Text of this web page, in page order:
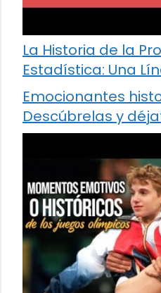
La Historia de la
Estadística: Una
Emocionantes
Descúbrelas y